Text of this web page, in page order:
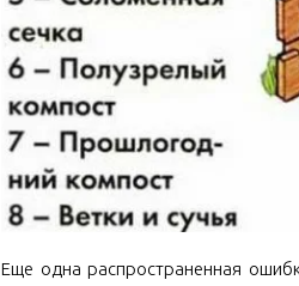
Еще одна распространенная